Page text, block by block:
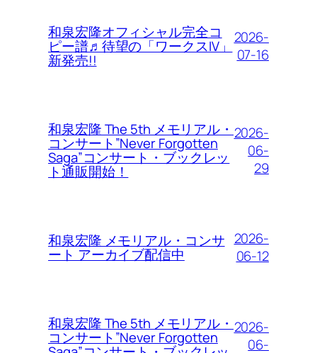
和泉宏隆オフィシャル完全コ
ピー譜♬待望の「ワークスIV」
新発売!!
2026-
07-16
和泉宏隆 The 5th メモリアル・
コンサート”Never Forgotten
Saga”コンサート・ブックレッ
ト通販開始！
2026-
06-
29
和泉宏隆 メモリアル・コンサ
ート アーカイブ配信中
2026-
06-12
和泉宏隆 The 5th メモリアル・
コンサート”Never Forgotten
2026-
06-